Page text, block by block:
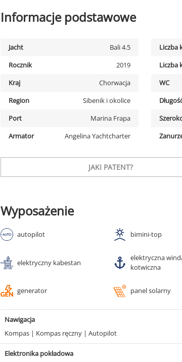
Informacje podstawowe
Jacht
Bali 4.5
Rocznik
2019
Kraj
Chorwacja
Region
Sibenik i okolice
Port
Marina Frapa
Armator
Angelina Yachtcharter
Liczba
Liczba
WC
JAKI PATENT?
Wyposażenie
autopilot bimini-top
elektryczny kabestan
elektryczna
kotwiczna
generator panel solarny
Nawigacja
Kompas | Kompas ręczny | Autopilot
Elektronika pokładowa